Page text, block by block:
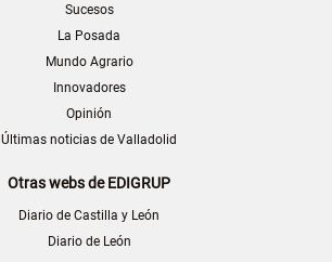
Sucesos
La Posada
Mundo Agrario
Innovadores
Opinión
Últimas noticias de Valladolid
Otras webs de EDIGRUP
Diario de Castilla y León
Diario de León